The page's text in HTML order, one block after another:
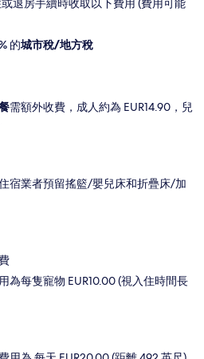
退房手續時收取以下費用 (費用可能
的城市稅/地方稅
需額外收費，成人約為 EUR14.90，兒
宿業者預留搖籃/嬰兒床和折疊床/加
為每隻寵物 EUR10.00 (視入住時間長